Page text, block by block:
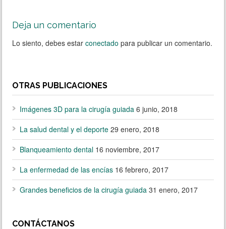
Deja un comentario
Lo siento, debes estar conectado para publicar un comentario.
OTRAS PUBLICACIONES
Imágenes 3D para la cirugía guiada 6 junio, 2018
La salud dental y el deporte 29 enero, 2018
Blanqueamiento dental 16 noviembre, 2017
La enfermedad de las encías 16 febrero, 2017
Grandes beneficios de la cirugía guiada 31 enero, 2017
CONTÁCTANOS